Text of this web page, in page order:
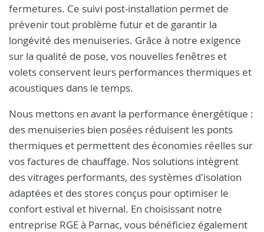
fermetures. Ce suivi post-installation permet de
prévenir tout problème futur et de garantir la
longévité des menuiseries. Grâce à notre exigence
sur la qualité de pose, vos nouvelles fenêtres et
volets conservent leurs performances thermiques et
acoustiques dans le temps.
Nous mettons en avant la performance énergétique :
des menuiseries bien posées réduisent les ponts
thermiques et permettent des économies réelles sur
vos factures de chauffage. Nos solutions intègrent
des vitrages performants, des systèmes d'isolation
adaptées et des stores conçus pour optimiser le
confort estival et hivernal. En choisissant notre
entreprise RGE à Parnac, vous bénéficiez également